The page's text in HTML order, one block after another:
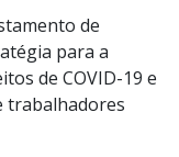
de
para a
de COVID-19 e
trabalhadores